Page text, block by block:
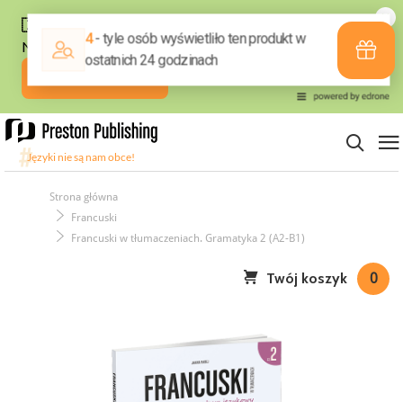
Strona główna
Francuski
Francuski w tłumaczeniach. Gramatyka 2 (A2-B1)
Twój koszyk 0